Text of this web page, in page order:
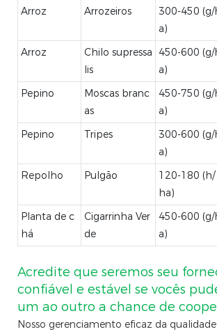
Arroz Arrozeiros
300-450 (g/
a)
Arroz
Chilo supressa
lis
450-600 (g/
a)
Pepino
Moscas branc
as
450-750 (g/
a)
Pepino Tripes
300-600 (g/
a)
Repolho Pulgão
120-180 (h/
ha)
Planta de c
há
Cigarrinha Ver
de
450-600 (g/
a)
Acredite que seremos seu
confiável e estável se vocês
um ao outro a chance de
Nosso gerenciamento eficaz da